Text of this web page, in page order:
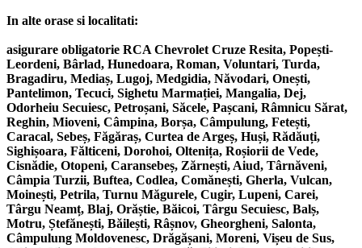
In alte orase si localitati:
asigurare obligatorie RCA Chevrolet Cruze Resita, Popești-
Leordeni, Bârlad, Hunedoara, Roman, Voluntari, Turda,
Bragadiru, Mediaș, Lugoj, Medgidia, Năvodari, Onești,
Pantelimon, Tecuci, Sighetu Marmației, Mangalia, Dej,
Odorheiu Secuiesc, Petroșani, Săcele, Pașcani, Râmnicu Sărat,
Reghin, Mioveni, Câmpina, Borșa, Câmpulung, Fetești,
Caracal, Sebeș, Făgăraș, Curtea de Argeș, Huși, Rădăuți,
Sighișoara, Fălticeni, Dorohoi, Oltenița, Roșiorii de Vede,
Cisnădie, Otopeni, Caransebeș, Zărnești, Aiud, Târnăveni,
Câmpia Turzii, Buftea, Codlea, Comănești, Gherla, Vulcan,
Moinești, Petrila, Turnu Măgurele, Cugir, Lupeni, Carei,
Târgu Neamț, Blaj, Orăștie, Băicoi, Târgu Secuiesc, Balș,
Motru, Ștefănești, Băilești, Râșnov, Gheorgheni, Salonta,
Câmpulung Moldovenesc, Drăgășani, Moreni, Vișeu de Sus,